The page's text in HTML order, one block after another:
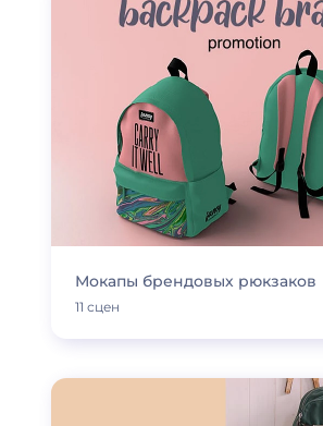
Мокапы брендовых рюкзаков
11 сцен